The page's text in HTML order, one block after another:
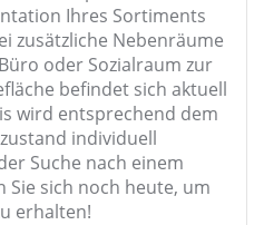
Ihres Sortiments
zusätzliche Nebenräume
oder Sozialraum zur
befindet sich aktuell
wird entsprechend dem
individuell
Suche nach einem
Sie sich noch heute, um
erhalten!